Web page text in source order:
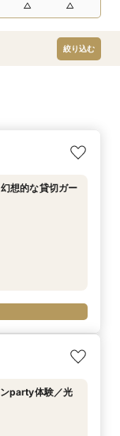
絞り込む
想的な貸切ガー
party体験／光